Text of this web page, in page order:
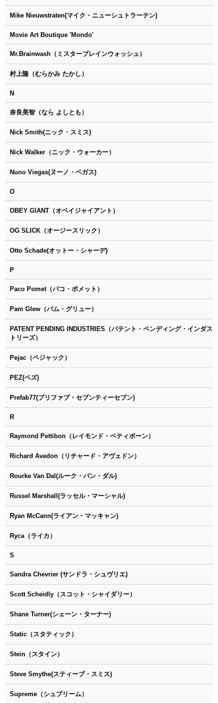
Mike Nieuwstraten(マイク・ニューシュトラーテン)
Movie Art Boutique 'Mondo'
Mr.Brainwash（ミスターブレインウォッシュ）
村上隆（むらかみ たかし）
N
奈良美智（なら よしとも）
Nick Smith(ニック・スミス)
Nick Walker（ニック・ウォーカー）
Nuno Viegas(ヌーノ・ベガス)
O
OBEY GIANT（オベイジャイアント）
OG SLICK（オージースリック）
Otto Schade(オットー・シャーデ)
P
Paco Pomet（パコ・ポメット）
Pam Glew（パム・グリュー）
PATENT PENDING INDUSTRIES（パテント・ペンディング・インダス
トリーズ）
Pejac（ペジャック）
PEZ(ペズ)
Prefab77(プリファブ・セブンティーセブン)
R
Raymond Pettibon（レイモンド・ペティボーン）
Richard Avedon（リチャード・アヴェドン）
Rourke Van Dal(ルーク・バン・ダル)
Russel Marshall(ラッセル・マーシャル)
Ryan McCann(ライアン・マッキャン)
Ryca（ライカ）
S
Sandra Chevrier (サンドラ・シュヴリエ)
Scott Scheidly（スコット・シャイダリー）
Shane Turner(シェーン・ターナー)
Static（スタティック）
Stein（スタイン）
Steve Smythe(スティーブ・スミス)
Supreme（シュプリーム）